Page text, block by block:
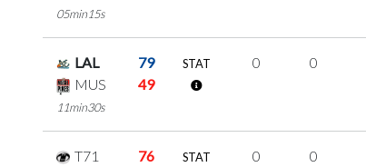
05min15s
LAL
79
MUS
49
11min30s
STAT 0 0
T71
76
STAT 0 0